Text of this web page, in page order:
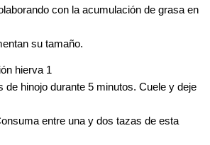
con la acumulación de grasa en
su tamaño.
hierva 1
de hinojo durante 5 minutos. Cuele y deje
entre una y dos tazas de esta